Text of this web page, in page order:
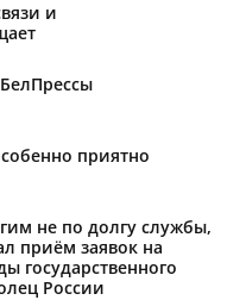
и
приятно
не по долгу службы,
приём заявок на
государственного
России